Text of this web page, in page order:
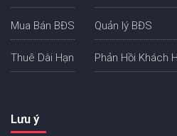
Mua Bán BĐS
Thuê Dài Hạn
Quản lý BĐS
Phản Hồi Khách
Lưu ý